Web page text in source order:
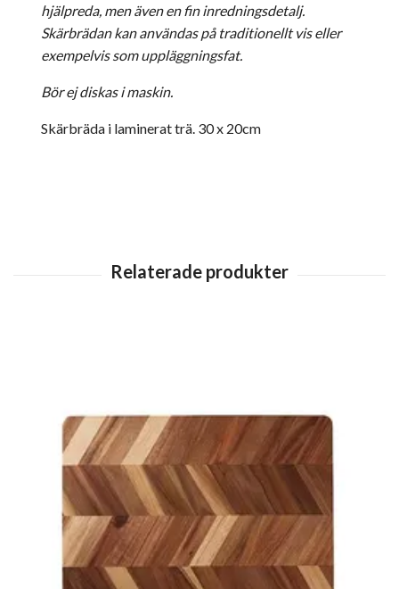
hjälpreda, men även en fin inredningsdetalj.
Skärbrädan kan användas på traditionellt vis eller
exempelvis som uppläggningsfat.
Bör ej diskas i maskin.
Skärbräda i laminerat trä. 30 x 20cm